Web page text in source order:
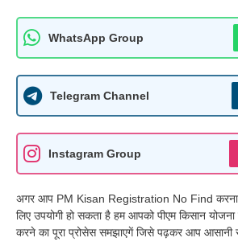
WhatsApp Group
Telegram Channel
Instagram Group
अगर आप PM Kisan Registration No Find
लिए उपयोगी हो सकता है हम आपको पीएम किसान
करने का पूरा प्रोसेस समझाएगें जिसे पढ़कर आप